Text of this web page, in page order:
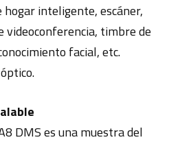
hogar inteligente, escáner,
videoconferencia, timbre de
facial, etc.
DMS es una muestra del